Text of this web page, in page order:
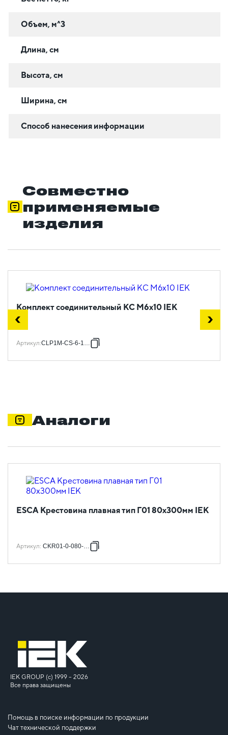
Объем, м^3
Длина, см
Высота, см
Ширина, см
Способ нанесения информации
Совместно
применяемые
изделия
Комплект соединительный КС М6х10 IEK
Артикул:CLP1M-CS-6-10-1
Аналоги
ESCA Крестовина плавная тип Г01 80х300мм IEK
Артикул: CKR01-0-080-300
IEK GROUP (c) 1999 – 2026
Все права защищены
Помощь в поиске информации по продукции
Чат технической поддержки